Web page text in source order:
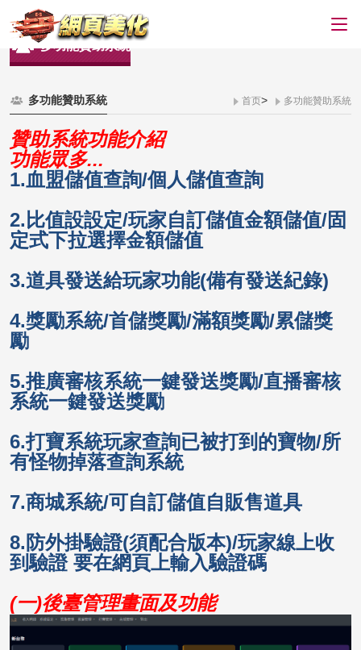
多功能贊助系統
多功能贊助系統 首页> 多功能贊助系統
贊助系統功能介紹
功能眾多...
1.血盟儲值查詢/個人儲值查詢
2.比值設設定/玩家自訂儲值金額儲值/固
定式下拉選擇金額儲值
3.道具發送給玩家功能(備有發送紀錄)
4.獎勵系統/首儲獎勵/滿額獎勵/累儲獎
勵
5.推廣審核系統一鍵發送獎勵/直播審核
系統一鍵發送獎勵
6.打寶系統玩家查詢已被打到的寶物/所
有怪物掉落查詢系統
7.商城系統/可自訂儲值自販售道具
8.防外掛驗證(須配合版本)/玩家線上收
到驗證 要在網頁上輸入驗證碼
(一)後臺管理畫面及功能